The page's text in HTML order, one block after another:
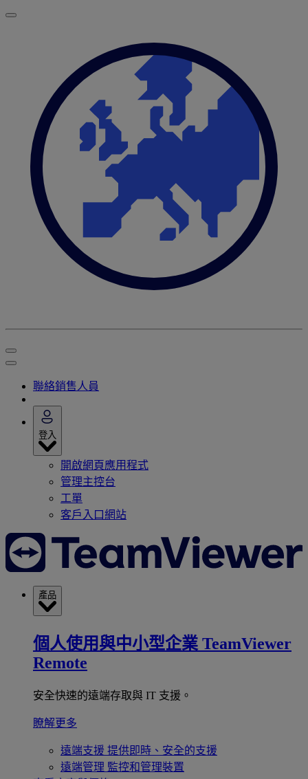
聯絡銷售人員
登入
開啟網頁應用程式
管理主控台
工單
客戶入口網站
產品
個人使用與中小型企業 TeamViewer
Remote
安全快速的遠端存取與 IT 支援。
瞭解更多
遠端支援 提供即時、安全的支援
遠端管理 監控和管理裝置